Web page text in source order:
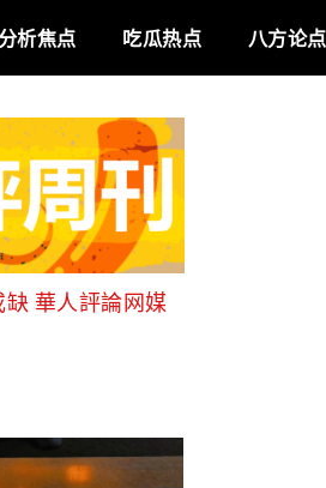
析焦点 吃瓜热点 八方论点
華人評論网媒